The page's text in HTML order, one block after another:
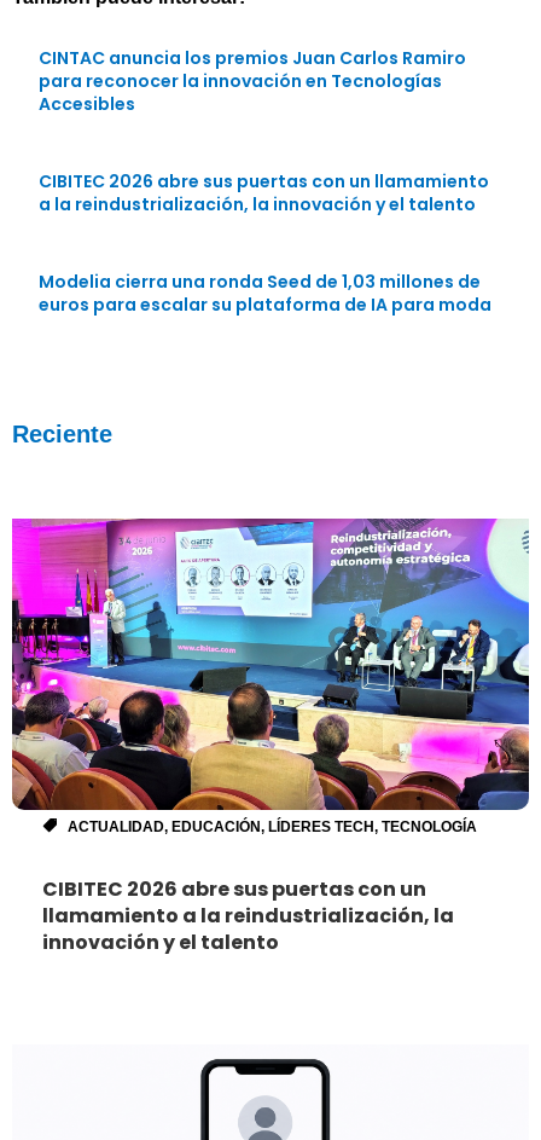
CINTAC anuncia los premios Juan Carlos Ramiro
para reconocer la innovación en Tecnologías
Accesibles
CIBITEC 2026 abre sus puertas con un llamamiento
a la reindustrialización, la innovación y el talento
Modelia cierra una ronda Seed de 1,03 millones de
euros para escalar su plataforma de IA para moda
Reciente
ACTUALIDAD, EDUCACIÓN, LÍDERES TECH, TECNOLOGÍA
CIBITEC 2026 abre sus puertas con un
llamamiento a la reindustrialización, la
innovación y el talento